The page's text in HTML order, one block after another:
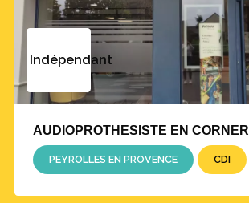
Indépendant
AUDIOPROTHESISTE EN CORNER
PEYROLLES EN PROVENCE CDI